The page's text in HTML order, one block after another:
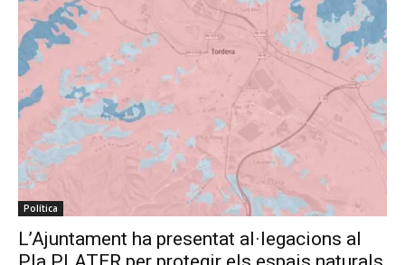
Política
L’Ajuntament ha presentat al·legacions al